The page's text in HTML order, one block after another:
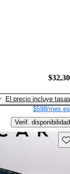
El precio incluye tasas
$598/mes
Verif. disponibilidad